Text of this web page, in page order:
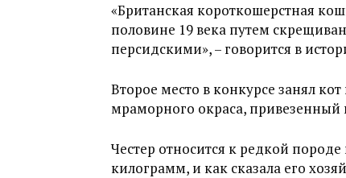
«Британская короткошерстная
половине 19 века путем
персидскими», – говорится в
Второе место в конкурсе занял
мраморного окраса, привезенный
Честер относится к редкой
килограмм, и как сказала его